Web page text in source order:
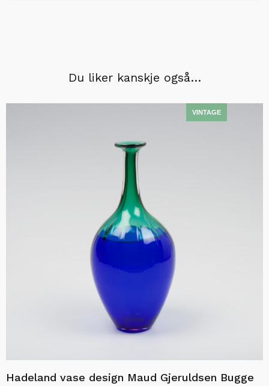
Du liker kanskje også…
Hadeland vase design Maud Gjeruldsen Bugge